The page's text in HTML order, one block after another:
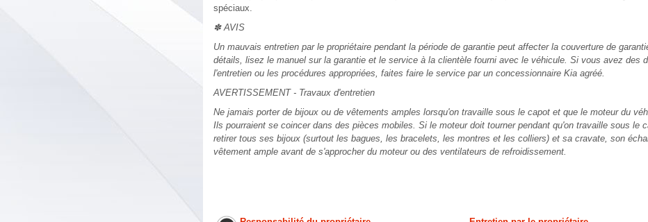
spéciaux.
✽ AVIS
Un mauvais entretien par le propriétaire pendant la période de garantie peut affecter la couverture de
détails, lisez le manuel sur la garantie et le service à la clientèle fourni avec le véhicule. Si vous avez des
l'entretien ou les procédures appropriées, faites faire le service par un concessionnaire Kia agréé.
AVERTISSEMENT - Travaux d'entretien
Ne jamais porter de bijoux ou de vêtements amples lorsqu'on travaille sous le capot et que le moteur du
Ils pourraient se coincer dans des pièces mobiles. Si le moteur doit tourner pendant qu'on travaille sous le
retirer tous ses bijoux (surtout les bagues, les bracelets, les montres et les colliers) et sa cravate, son
vêtement ample avant de s'approcher du moteur ou des ventilateurs de refroidissement.